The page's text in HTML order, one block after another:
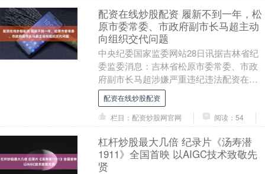
配资在线炒股配资 履新不到一年，松
原市委常委、市政府副市长马超主动
向组织交代问题
中央纪委国家监委网站28日讯据吉林省纪
委监委消息：吉林省松原市委常委、市政
府副市长马超涉嫌严重违纪违法配资在线
炒股配资，主动向组织交代问题，目前正
接受吉林省纪委....
配资在线炒股配资
栏目：配资炒股网官网
阅读：54
杠杆炒股最大几倍 纪录片《汤寿潜
1911》全国首映 以AIGC技术致敬先
贤